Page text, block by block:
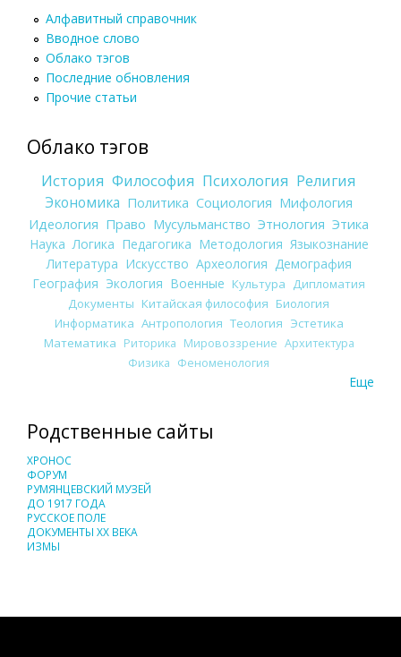
Алфавитный справочник
Вводное слово
Облако тэгов
Последние обновления
Прочие статьи
Облако тэгов
История Философия Психология Религия
Экономика Политика Социология Мифология
Идеология Право Мусульманство Этнология Этика
Наука Логика Педагогика Методология Языкознание
Литература Искусство Археология Демография
География Экология Военные Культура
Дипломатия
Документы Китайская философия Биология
Информатика Антропология Теология Эстетика
Математика Риторика Мировоззрение Архитектура
Физика Феноменология
Еще
Родственные сайты
ХРОНОС
ФОРУМ
РУМЯНЦЕВСКИЙ МУЗЕЙ
ДО 1917 ГОДА
РУССКОЕ ПОЛЕ
ДОКУМЕНТЫ XX ВЕКА
ИЗМЫ